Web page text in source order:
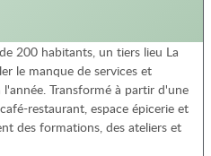
200 habitants, un tiers lieu La
le manque de services et
Transformé à partir d'une
restaurant, espace épicerie et
des formations, des ateliers et